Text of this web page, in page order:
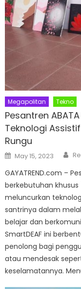
Megapolitan Tekno
Pesantren
Teknologi
Rungu
Posted
on
May 15, 2023
GAYATREND.com –
berkebutuhan
meluncurkan
santrinya dalam
belajar dan
SmartDEAF ini
penolong bagi
atau mendesak
keselamatannya.